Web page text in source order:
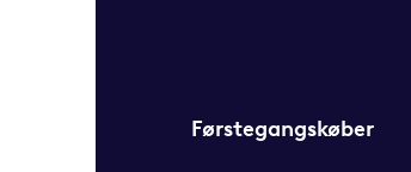
Førstegangskøber